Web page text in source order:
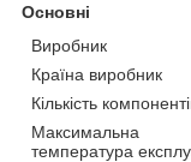
Основні
Виробник
Країна виробник
Кількість
Максимальна
температура